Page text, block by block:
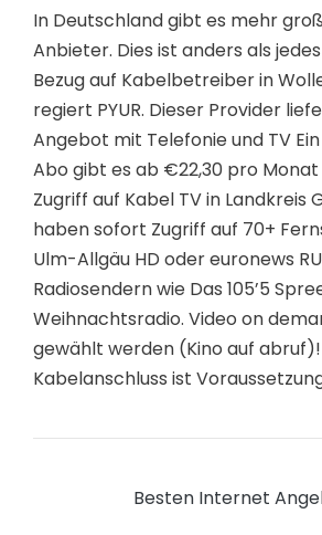
In Deutschland gibt es mehr
Anbieter. Dies ist anders als
Bezug auf Kabelbetreiber in
regiert PYUR. Dieser Provider
Angebot mit Telefonie und TV
Abo gibt es ab €22,30 pro
Zugriff auf Kabel TV in Landkreis
haben sofort Zugriff auf 70+
Ulm-Allgäu HD oder euronews
Radiosendern wie Das 105’5
Weihnachtsradio. Video on
gewählt werden (Kino auf abruf)!
Kabelanschluss ist
Besten Internet